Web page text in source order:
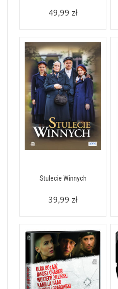
49,99 zł
Stulecie Winnych
39,99 zł